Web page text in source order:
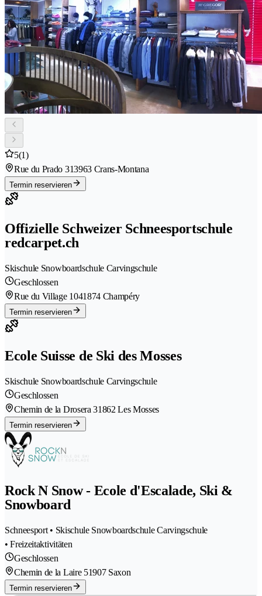
5(1)
Rue du Prado 313963 Crans-Montana
Termin reservieren
Offizielle Schweizer Schneesportschule
redcarpet.ch
Skischule Snowboardschule Carvingschule
Geschlossen
Rue du Village 1041874 Champéry
Termin reservieren
Ecole Suisse de Ski des Mosses
Skischule Snowboardschule Carvingschule
Geschlossen
Chemin de la Drosera 31862 Les Mosses
Termin reservieren
Rock N Snow - Ecole d'Escalade, Ski &
Snowboard
Schneesport • Skischule Snowboardschule Carvingschule
• Freizeitaktivitäten
Geschlossen
Chemin de la Laire 51907 Saxon
Termin reservieren